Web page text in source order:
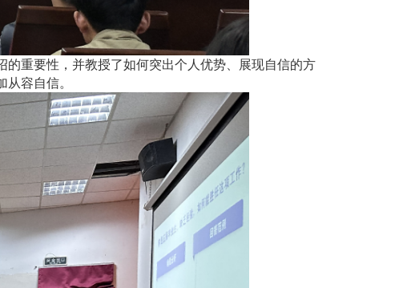
重要性，并教授了如何突出个人优势、展现自信的方
容自信。